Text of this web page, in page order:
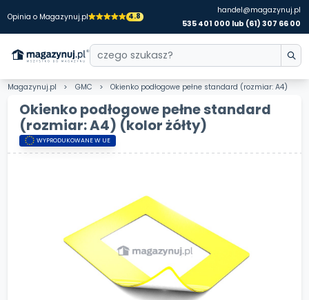
Opinia o Magazynuj.pl 4.8
handel@magazynuj.pl
535 401 000 lub (61) 307 66 00
Magazynuj.pl GMC Okienko podłogowe pełne standard (rozmiar: A4)
Okienko podłogowe pełne standard
(rozmiar: A4) (kolor żółty)
WYPRODUKOWANE W UE